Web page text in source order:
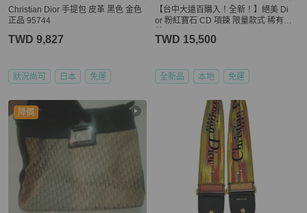
Christian Dior 手提包 皮革 黑色 金色
正品 95744
TWD 9,827
狀況尚可 日本 免運
【台中大遠百購入！全新！】絕美 Di
or 粉紅寶石 CD 項鍊 限量款式 稀有收
TWD 15,500
全新品 本地 免運
降價